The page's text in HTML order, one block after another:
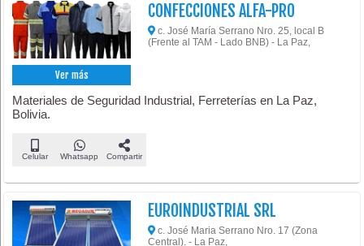
Ver más
CONFECCIONES ALFA-PRO
c. José María Serrano Nro. 25, local B
(Frente al TAM - Lado BNB) - La Paz,
Materiales de Seguridad Industrial, Ferreterías en La Paz,
Bolivia.
Celular Whatsapp Compartir
EUROINDUSTRIAL SRL
c. José Maria Serrano Nro. 17 (Zona
Central). - La Paz,